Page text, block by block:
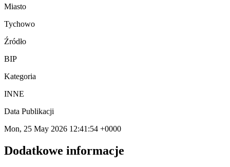
Miasto
Tychowo
Źródło
BIP
Kategoria
INNE
Data Publikacji
Mon, 25 May 2026 12:41:54 +0000
Dodatkowe informacje